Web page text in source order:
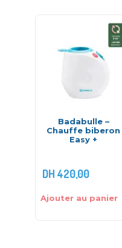
Badabulle –
Chauffe biberon
Easy +
DH 420,00
Ajouter au panier